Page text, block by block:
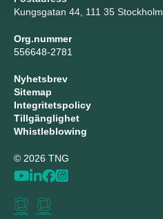
Kungsgatan 44, 111 35 Stockholm
Org.nummer
556648-2781
Nyhetsbrev
Sitemap
Integritetspolicy
Tillgänglighet
Whistleblowing
© 2026 TNG